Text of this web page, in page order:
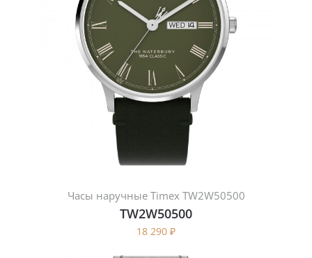
Часы наручные Timex TW2W50500
TW2W50500
18 290 ₽